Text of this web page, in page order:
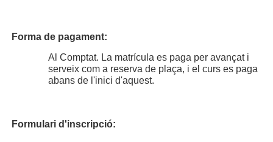
Forma de pagament:
Al Comptat. La matrícula es paga per avançat i
serveix com a reserva de plaça, i el curs es paga
abans de l'inici d'aquest.
Formulari d'inscripció: